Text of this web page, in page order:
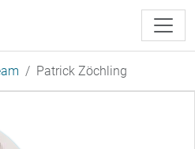
Patrick Zöchling